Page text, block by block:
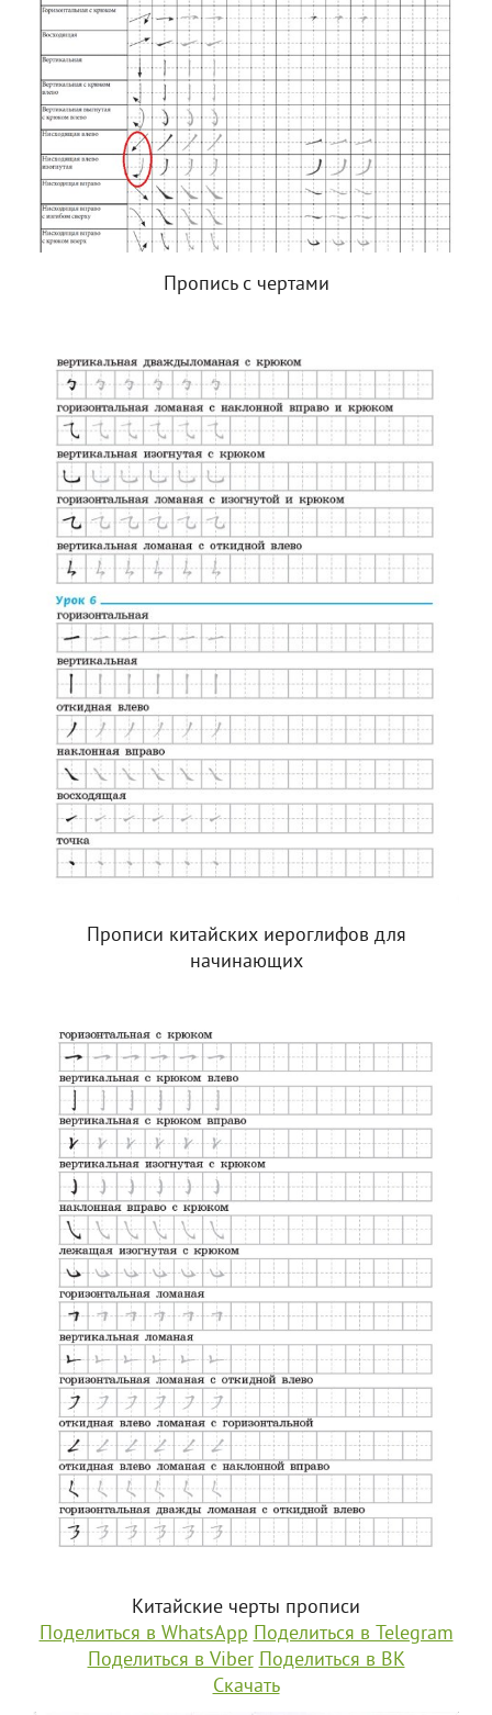
Пропись с чертами
Прописи китайских иероглифов для
начинающих
Китайские черты прописи
Поделиться в WhatsApp Поделиться в Telegram
Поделиться в Viber Поделиться в ВК
Скачать